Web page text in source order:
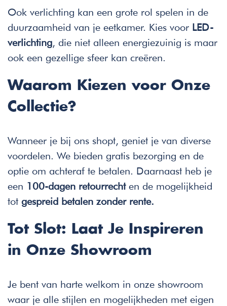
Ook verlichting kan een grote rol spelen in de
duurzaamheid van je eetkamer. Kies voor LED-
verlichting, die niet alleen energiezuinig is maar
ook een gezellige sfeer kan creëren.
Waarom Kiezen voor Onze
Collectie?
Wanneer je bij ons shopt, geniet je van diverse
voordelen. We bieden gratis bezorging en de
optie om achteraf te betalen. Daarnaast heb je
een 100-dagen retourrechten de mogelijkheid
tot gespreid betalen zonder rente.
Tot Slot: Laat Je Inspireren
in Onze Showroom
Je bent van harte welkom in onze showroom
waar je alle stijlen en mogelijkheden met eigen